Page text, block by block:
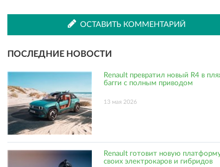
ОСТАВИТЬ КОММЕНТАРИЙ
ПОСЛЕДНИЕ НОВОСТИ
Renault превратил новый R4 в
багги с полным приводом
13 мая 2026
Renault готовит новую
своих электрокаров и гибридов